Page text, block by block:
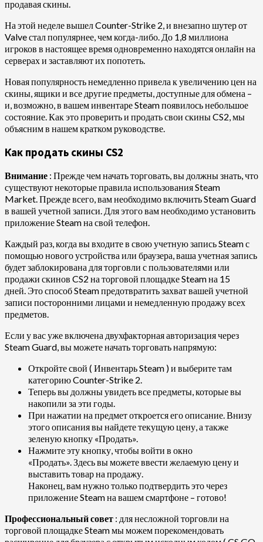
продавая скины.
На этой неделе вышел Counter-Strike 2, и внезапно шутер от
Valve стал популярнее, чем когда-либо. До 1,8 миллиона
игроков в настоящее время одновременно находятся онлайн на
серверах и заставляют их попотеть.
Новая популярность немедленно привела к увеличению цен на
скины, ящики и все другие предметы, доступные для обмена –
и, возможно, в вашем инвентаре Steam появилось небольшое
состояние. Как это проверить и продать свои скины CS2, мы
объясним в нашем кратком руководстве.
Как продать скины CS2
Внимание : Прежде чем начать торговать, вы должны знать, что
существуют некоторые правила использования Steam
Market. Прежде всего, вам необходимо включить Steam Guard
в вашей учетной записи. Для этого вам необходимо установить
приложение Steam на свой телефон.
Каждый раз, когда вы входите в свою учетную запись Steam с
помощью нового устройства или браузера, ваша учетная запись
будет заблокирована для торговли с пользователями или
продажи скинов CS2 на торговой площадке Steam на 15
дней. Это способ Steam предотвратить захват вашей учетной
записи посторонними лицами и немедленную продажу всех
предметов.
Если у вас уже включена двухфакторная авторизация через
Steam Guard, вы можете начать торговать напрямую:
Откройте свой ( Инвентарь Steam ) и выберите там
категорию Counter-Strike 2.
Теперь вы должны увидеть все предметы, которые вы
накопили за эти годы.
При нажатии на предмет откроется его описание. Внизу
этого описания вы найдете текущую цену, а также
зеленую кнопку «Продать».
Нажмите эту кнопку, чтобы войти в окно
«Продать». Здесь вы можете ввести желаемую цену и
выставить товар на продажу.
Наконец, вам нужно только подтвердить это через
приложение Steam на вашем смартфоне – готово!
Профессиональный совет : для несложной торговли на
торговой площадке Steam мы можем порекомендовать